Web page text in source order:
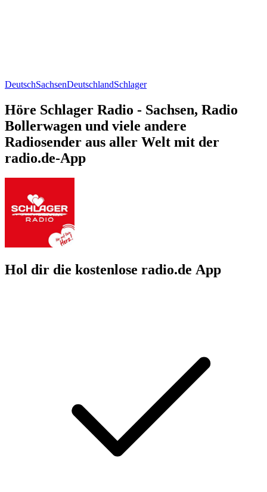
DeutschSachsenDeutschlandSchlager
Höre Schlager Radio - Sachsen, Radio
Bollerwagen und viele andere
Radiosender aus aller Welt mit der
radio.de-App
Hol dir die kostenlose radio.de App